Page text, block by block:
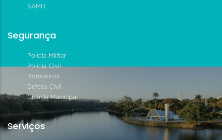
SAMU
Segurança
Polícia Militar
Polícia Civil
Bombeiros
Defesa Civil
Guarda Municipal
Serviços